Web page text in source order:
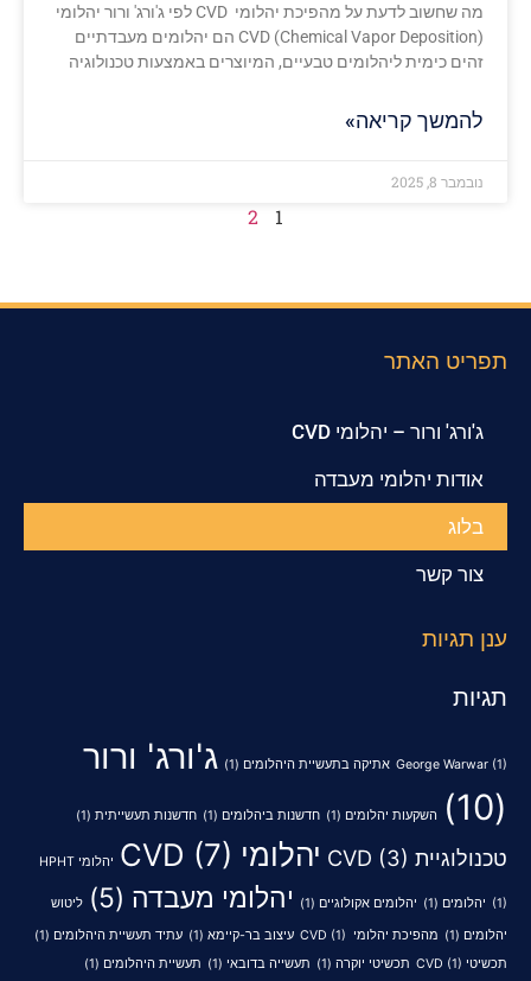
מה שחשוב לדעת על מהפיכת יהלומי CVD לפי ג'ורג' ורור יהלומי
CVD (Chemical Vapor Deposition) הם יהלומים מעבדתיים
זהים כימית ליהלומים טבעיים, המיוצרים באמצעות טכנולוגיה
להמשך קריאה»
נובמבר 8, 2025
1
2
תפריט האתר
ג'ורג' ורור – יהלומי CVD
אודות יהלומי מעבדה
בלוג
צור קשר
ענן תגיות
תגיות
George Warwar (1) אתיקה בתעשיית היהלומים (1)
ג'ורג' ורור
(10)
השקעות יהלומים (1) חדשנות ביהלומים (1) חדשנות תעשייתית (1)
טכנולוגיית CVD (3) יהלומי CVD (7) יהלומי HPHT
(1) יהלומים (1) יהלומים אקולוגיים (1) יהלומי מעבדה (5) ליטוש
יהלומים (1) מהפיכת יהלומי CVD (1) עיצוב בר-קיימא (1) עתיד תעשיית היהלומים (1)
תכשיטי CVD (1) תכשיטי יוקרה (1) תעשייה בדובאי (1) תעשיית היהלומים (1)